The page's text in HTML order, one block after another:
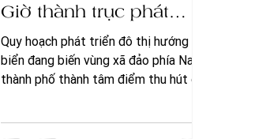
Giờ thành trục phát
triển mới của TP.HCM
Quy hoạch phát triển đô thị hướng
biển đang biến vùng xã đảo phía Nam
thành phố thành tâm điểm thu hút các